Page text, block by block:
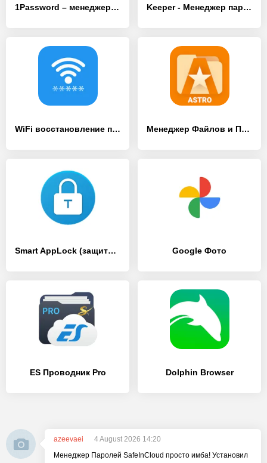
1Password – менеджер паролей Keeper - Менеджер паролей
WiFi восстановление пароля Менеджер Файлов и Проводник АСТРО
Smart AppLock (защита App) Google Фото
ES Проводник Pro Dolphin Browser
azeevaei
4 August 2026 14:20
Менеджер Паролей SafeInCloud просто имба! Установил